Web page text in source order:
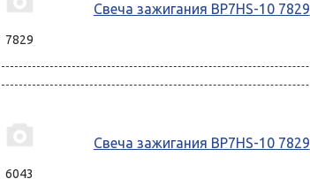
7829
Свеча зажигания BP7HS-10 7829
6043
Свеча зажигания BP7HS-10 7829